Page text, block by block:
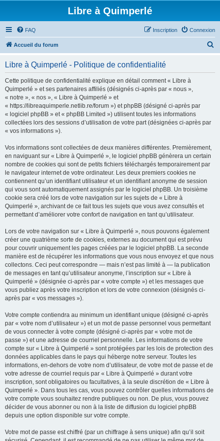
Libre à Quimperlé
FAQ Connexion
Inscription
Accueil du forum
Libre à Quimperlé - Politique de confidentialité
Cette politique de confidentialité explique en détail comment « Libre à
Quimperlé » et ses partenaires affiliés (désignés ci-après par « nous »,
« notre », « nos », « Libre à Quimperlé » et
« https://libreaquimperle.netlib.re/forum ») et phpBB (désigné ci-après par
« logiciel phpBB » et « phpBB Limited ») utilisent toutes les informations
collectées lors des sessions d’utilisation de votre part (désignées ci-après par
« vos informations »).
Vos informations sont collectées de deux manières différentes. Premièrement,
en naviguant sur « Libre à Quimperlé », le logiciel phpBB génèrera un certain
nombre de cookies qui sont de petits fichiers téléchargés temporairement par
le navigateur internet de votre ordinateur. Les deux premiers cookies ne
contiennent qu’un identifiant utilisateur et un identifiant anonyme de session
qui vous sont automatiquement assignés par le logiciel phpBB. Un troisième
cookie sera créé lors de votre navigation sur les sujets de « Libre à
Quimperlé », archivant de ce fait tous les sujets que vous avez consultés et
permettant d’améliorer votre confort de navigation en tant qu’utilisateur.
Lors de votre navigation sur « Libre à Quimperlé », nous pouvons également
créer une quatrième sorte de cookies, externes au document qui est prévu
pour couvrir uniquement les pages créées par le logiciel phpBB. La seconde
manière est de récupérer les informations que vous nous envoyez et que nous
collectons. Ceci peut correspondre — mais n’est pas limité à — la publication
de messages en tant qu’utilisateur anonyme, l’inscription sur « Libre à
Quimperlé » (désignée ci-après par « votre compte ») et les messages que
vous publiez après votre inscription et lors de votre connexion (désignés ci-
après par « vos messages »).
Votre compte contiendra au minimum un identifiant unique (désigné ci-après
par « votre nom d’utilisateur ») et un mot de passe personnel vous permettant
de vous connecter à votre compte (désigné ci-après par « votre mot de
passe ») et une adresse de courriel personnelle. Les informations de votre
compte sur « Libre à Quimperlé » sont protégées par les lois de protection des
données applicables dans le pays qui héberge notre serveur. Toutes les
informations, en-dehors de votre nom d’utilisateur, de votre mot de passe et de
votre adresse de courriel requis par « Libre à Quimperlé » durant votre
inscription, sont obligatoires ou facultatives, à la seule discrétion de « Libre à
Quimperlé ». Dans tous les cas, vous pouvez contrôler quelles informations de
votre compte vous souhaitez rendre publiques ou non. De plus, vous pouvez
décider de vous abonner ou non à la liste de diffusion du logiciel phpBB
depuis une option disponible sur votre compte.
Votre mot de passe est chiffré (par un chiffrage à sens unique) afin qu’il soit